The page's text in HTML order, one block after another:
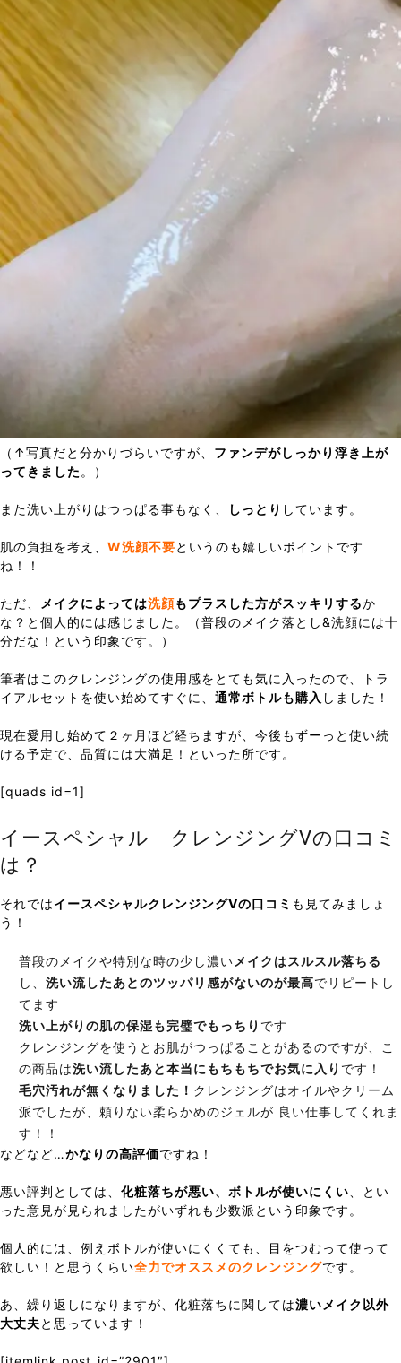
（↑写真だと分かりづらいですが、 ファンデがしっかり浮き上が
ってきました 。）
また洗い上がりはつっぱる事もなく、 しっとり しています。
肌の負担を考え、 W洗顔不要というのも嬉しいポイントです
ね！！
ただ、 メイクによっては洗顔もプラスした方がスッキリするか
な？と個人的には感じました。（普段のメイク落とし&洗顔には十
分だな！という印象です。）
筆者はこのクレンジングの使用感をとても気に入ったので、トラ
イアルセットを使い始めてすぐに、 通常ボトルも購入 しました！
現在愛用し始めて２ヶ月ほど経ちますが、今後もずーっと使い続
ける予定で、品質には大満足！といった所です。
[quads id=1]
イースペシャル クレンジングVの口コミ
は？
それではイースペシャルクレンジングVの口コミ も見てみましょ
う！
普段のメイクや特別な時の少し濃い メイクはスルスル落ちる
し、 洗い流したあとのツッパリ感がないのが最高でリピートし
てます
洗い上がりの肌の保湿も完璧でもっちり です
クレンジングを使うとお肌がつっぱることがあるのですが、こ
の商品は洗い流したあと本当にもちもちでお気に入り です！
毛穴汚れが無くなりました！ クレンジングはオイルやクリーム
派でしたが、頼りない柔らかめのジェルが 良い仕事してくれま
す！！
などなど…かなりの高評価ですね！
悪い評判としては、 化粧落ちが悪い、ボトルが使いにくい 、とい
った意見が見られましたがいずれも少数派という印象です。
個人的には、例えボトルが使いにくくても、目をつむって使って
欲しい！と思うくらい全力でオススメのクレンジングです。
あ、繰り返しになりますが、化粧落ちに関しては濃いメイク以外
大丈夫と思っています！